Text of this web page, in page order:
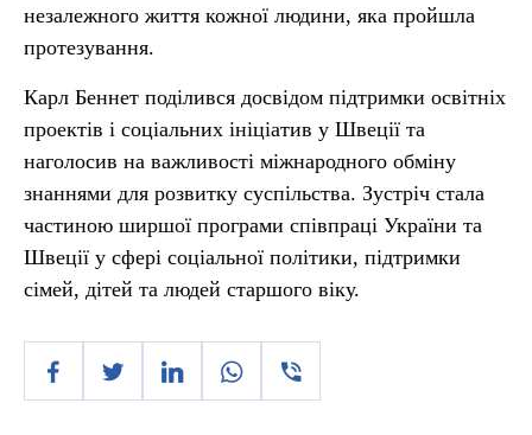
незалежного життя кожної людини, яка пройшла
протезування.
Карл Беннет поділився досвідом підтримки освітніх
проектів і соціальних ініціатив у Швеції та
наголосив на важливості міжнародного обміну
знаннями для розвитку суспільства. Зустріч стала
частиною ширшої програми співпраці України та
Швеції у сфері соціальної політики, підтримки
сімей, дітей та людей старшого віку.